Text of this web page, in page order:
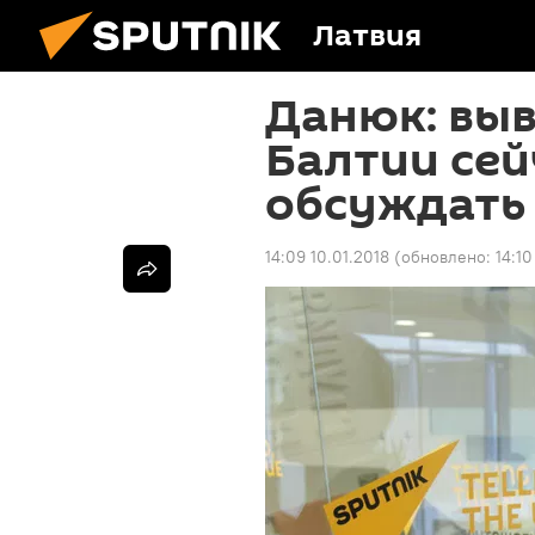
Латвия
Данюк:
Балтии
обсуждать
14:09 10.01.2018 (обновлено: